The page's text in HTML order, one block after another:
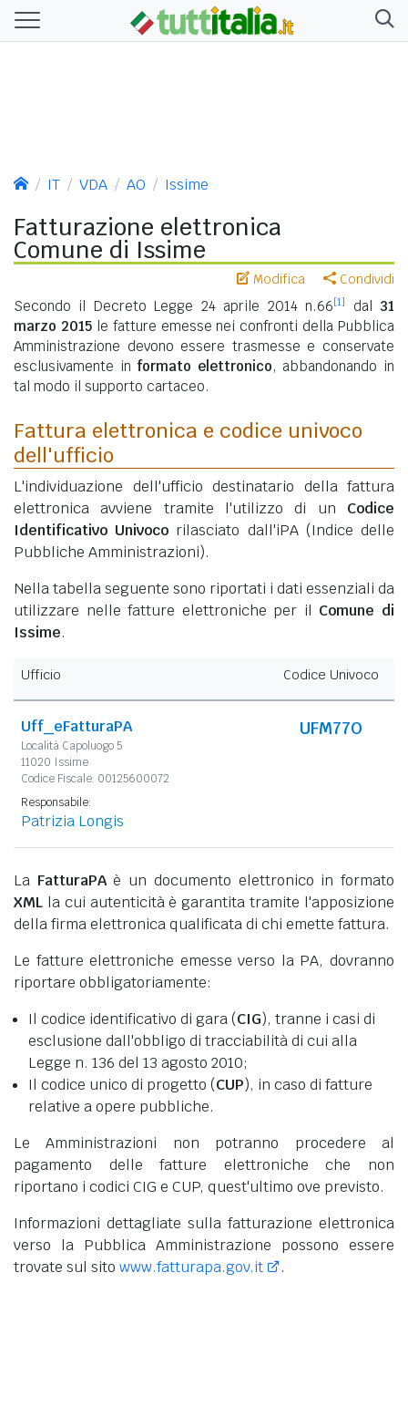
IT VDA AO Issime
Fatturazione elettronica
Comune di Issime
Modifica Condividi
Secondo il Decreto Legge 24 aprile 2014 n.66[1] dal 31
marzo 2015le fatture emesse nei confronti della Pubblica
Amministrazione devono essere trasmesse e conservate
esclusivamente in formato elettronico, abbandonando in
tal modo il supporto cartaceo.
Fattura elettronica e codice univoco
dell'ufficio
L'individuazione dell'ufficio destinatario della fattura
elettronica avviene tramite l'utilizzo di un Codice
Identificativo Univoco rilasciato dall'iPA (Indice delle
Pubbliche Amministrazioni).
Nella tabella seguente sono riportati i dati essenziali da
utilizzare nelle fatture elettroniche per il Comune di
Issime.
Ufficio Codice Univoco
Uff_eFatturaPA
Località Capoluogo 5
11020 Issime
Codice Fiscale: 00125600072
UFM77O
Responsabile:
Patrizia Longis
La FatturaPAè un documento elettronico in formato
XML la cui autenticità è garantita tramite l'apposizione
della firma elettronica qualificata di chi emette fattura.
Le fatture elettroniche emesse verso la PA, dovranno
riportare obbligatoriamente:
Il codice identificativo di gara (CIG), tranne i casi di
esclusione dall'obbligo di tracciabilità di cui alla
Legge n. 136 del 13 agosto 2010;
Il codice unico di progetto (CUP), in caso di fatture
relative a opere pubbliche.
Le Amministrazioni non potranno procedere al
pagamento delle fatture elettroniche che non
riportano i codici CIG e CUP, quest'ultimo ove previsto.
Informazioni dettagliate sulla fatturazione elettronica
verso la Pubblica Amministrazione possono essere
trovate sul sito www.fatturapa.gov.it .